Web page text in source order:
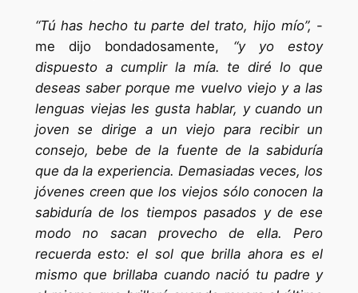
“Tú has hecho tu parte del trato, hijo mío”, -
me dijo bondadosamente, “y yo estoy
dispuesto a cumplir la mía. te diré lo que
deseas saber porque me vuelvo viejo y a las
lenguas viejas les gusta hablar, y cuando un
joven se dirige a un viejo para recibir un
consejo, bebe de la fuente de la sabiduría
que da la experiencia. Demasiadas veces, los
jóvenes creen que los viejos sólo conocen la
sabiduría de los tiempos pasados y de ese
modo no sacan provecho de ella. Pero
recuerda esto: el sol que brilla ahora es el
mismo que brillaba cuando nació tu padre y